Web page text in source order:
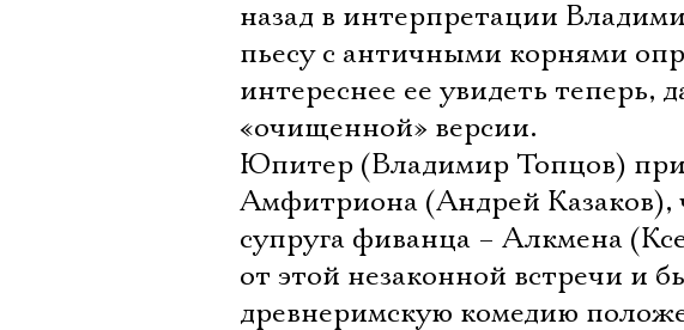
назад в интерпретации
пьесу с античными корнями
интереснее ее увидеть теперь,
«очищенной» версии.
Юпитер (Владимир Топцов)
Амфитриона (Андрей Казаков),
супруга фиванца – Алкмена
от этой незаконной встречи и
древнеримскую комедию